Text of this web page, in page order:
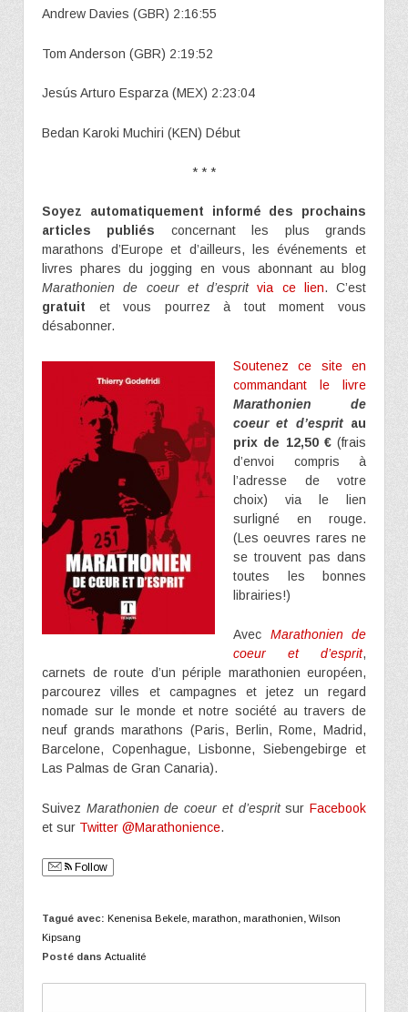
Andrew Davies (GBR) 2:16:55
Tom Anderson (GBR) 2:19:52
Jesús Arturo Esparza (MEX) 2:23:04
Bedan Karoki Muchiri (KEN) Début
* * *
Soyez automatiquement informé des prochains
articles publiés concernant les plus grands
marathons d’Europe et d’ailleurs, les événements et
livres phares du jogging en vous abonnant au blog
Marathonien de coeur et d’esprit via ce lien. C’est
gratuit et vous pourrez à tout moment vous
désabonner.
Soutenez ce site en
commandant le livre
Marathonien de
coeur et d’espritau
prix de 12,50 €(frais
d’envoi compris à
l’adresse de votre
choix) via le lien
surligné en rouge.
(Les oeuvres rares ne
se trouvent pas dans
toutes les bonnes
librairies!)
Avec Marathonien de
coeur et d’esprit,
carnets de route d’un périple marathonien européen,
parcourez villes et campagnes et jetez un regard
nomade sur le monde et notre société au travers de
neuf grands marathons (Paris, Berlin, Rome, Madrid,
Barcelone, Copenhague, Lisbonne, Siebengebirge et
Las Palmas de Gran Canaria).
Suivez Marathonien de coeur et d’espritsurFacebook
et sur Twitter @Marathonience.
Follow
Tagué avec: Kenenisa Bekele marathon marathonien Wilson
Kipsang
Posté dans Actualité